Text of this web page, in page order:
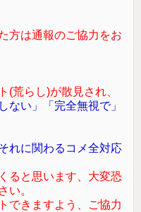
方は通報のご協力をお
(荒らし)が散見され、
ない」「完全無視で」
れに関わるコメ全対応
ると思います、大変恐
い。
できますよう、ご協力